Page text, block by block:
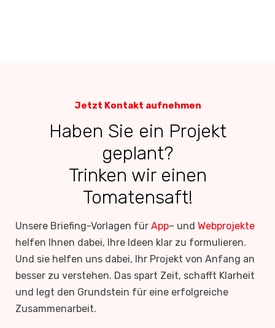
Jetzt Kontakt aufnehmen
Haben Sie ein Projekt
geplant?
Trinken wir einen
Tomatensaft!
Unsere Briefing-Vorlagen für App– und Webprojekte
helfen Ihnen dabei, Ihre Ideen klar zu formulieren.
Und sie helfen uns dabei, Ihr Projekt von Anfang an
besser zu verstehen. Das spart Zeit, schafft Klarheit
und legt den Grundstein für eine erfolgreiche
Zusammenarbeit.